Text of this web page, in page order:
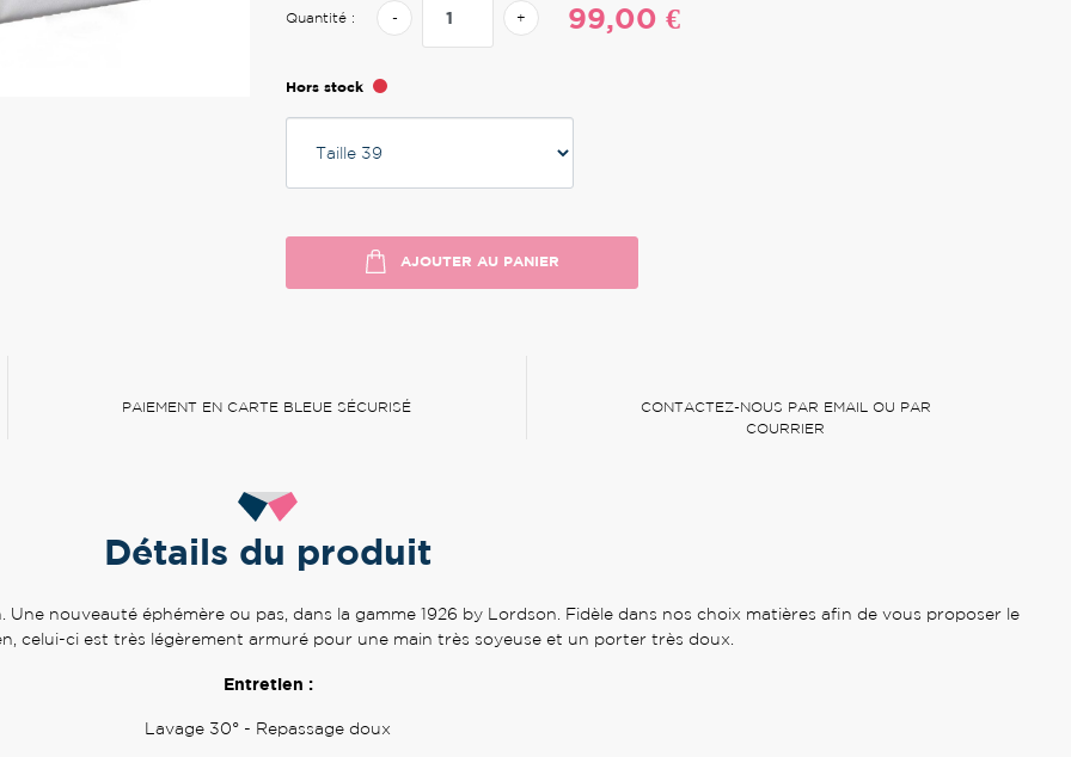
Quantité : - + 99,00 €
Hors stock
AJOUTER AU PANIER
PAIEMENT EN CARTE BLEUE SÉCURISÉ
CONTACTEZ-NOUS PAR EMAIL OU PAR
COURRIER
Détails du produit
nouveauté éphémère ou pas, dans la gamme 1926 by Lordson. Fidèle dans nos choix matières afin de vous proposer le
celui-ci est très légèrement armuré pour une main très soyeuse et un porter très doux.
Entretien :
Lavage 30° - Repassage doux